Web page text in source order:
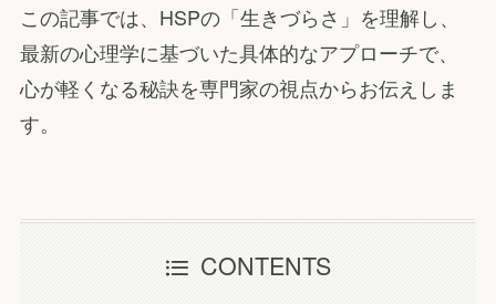
この記事では、HSPの「生きづらさ」を理解し、
最新の心理学に基づいた具体的なアプローチで、
心が軽くなる秘訣を専門家の視点からお伝えしま
す。
CONTENTS